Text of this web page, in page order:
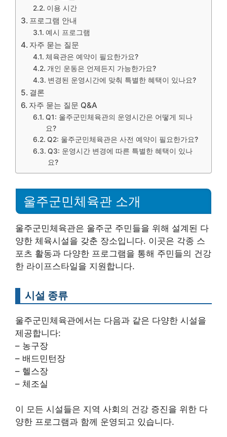
이용 시간
프로그램 안내
예시 프로그램
자주 묻는 질문
체육관은 예약이 필요한가요?
개인 운동은 언제든지 가능한가요?
변경된 운영시간에 맞춰 특별한 혜택이 있나요?
결론
자주 묻는 질문 Q&A
Q1: 울주군민체육관의 운영시간은 어떻게 되나
요?
Q2: 울주군민체육관은 사전 예약이 필요한가요?
Q3: 운영시간 변경에 따른 특별한 혜택이 있나
요?
울주군민체육관 소개
울주군민체육관은 울주군 주민들을 위해 설계된 다
양한 체육시설을 갖춘 장소입니다. 이곳은 각종 스
포츠 활동과 다양한 프로그램을 통해 주민들의 건강
한 라이프스타일을 지원합니다.
시설 종류
울주군민체육관에서는 다음과 같은 다양한 시설을
제공합니다:
– 농구장
– 배드민턴장
– 헬스장
– 체조실
이 모든 시설들은 지역 사회의 건강 증진을 위한 다
양한 프로그램과 함께 운영되고 있습니다.